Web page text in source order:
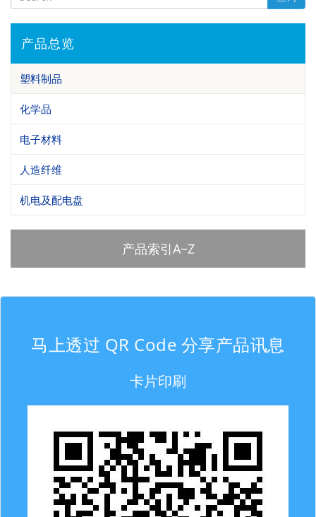
产品总览
塑料制品
化学品
电子材料
人造纤维
机电及配电盘
产品索引A~Z
马上透过 QR Code 分享产品讯息
卡片印刷